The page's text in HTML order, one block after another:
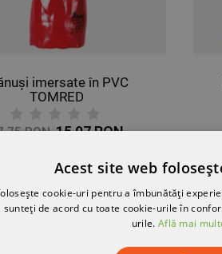
imersate în PVC
TOMRED
RON 15,97 RON
-
Acest site web
cookie-uri pentru a îmbunătăți
sunteți de acord cu toate cookie-urile în
urile. Află mai